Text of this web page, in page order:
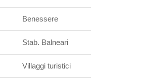
Benessere
Stab. Balneari
Villaggi turistici